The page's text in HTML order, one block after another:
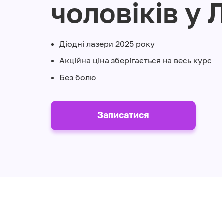
чоловіків у
Діодні лазери 2025 року
Акційна ціна зберігається на весь курс
Без болю
Записатися